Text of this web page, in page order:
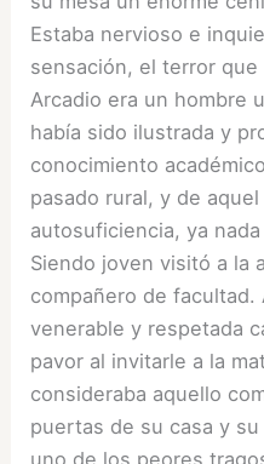
Estaba nervioso e
sensación, el terror que
Arcadio era un hombre
había sido ilustrada y
conocimiento
pasado rural, y de
autosuficiencia, ya
Siendo joven visitó a la
compañero de facultad.
venerable y respetada
pavor al invitarle a la
consideraba aquello
puertas de su casa y